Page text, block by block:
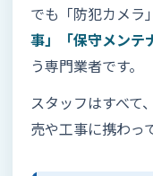
でも「防犯カメラ
事」「保守メンテ
う専門業者です。
スタッフはすべて
売や工事に携わっ